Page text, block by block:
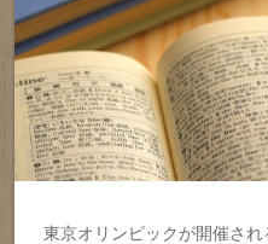
東京オリンピックが開催さ